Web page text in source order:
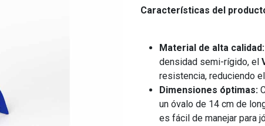
Características del
Material de alta calidad:
densidad semi-rígido, el
resistencia, reduciendo
Dimensiones óptimas:
un óvalo de 14 cm de
es fácil de manejar para